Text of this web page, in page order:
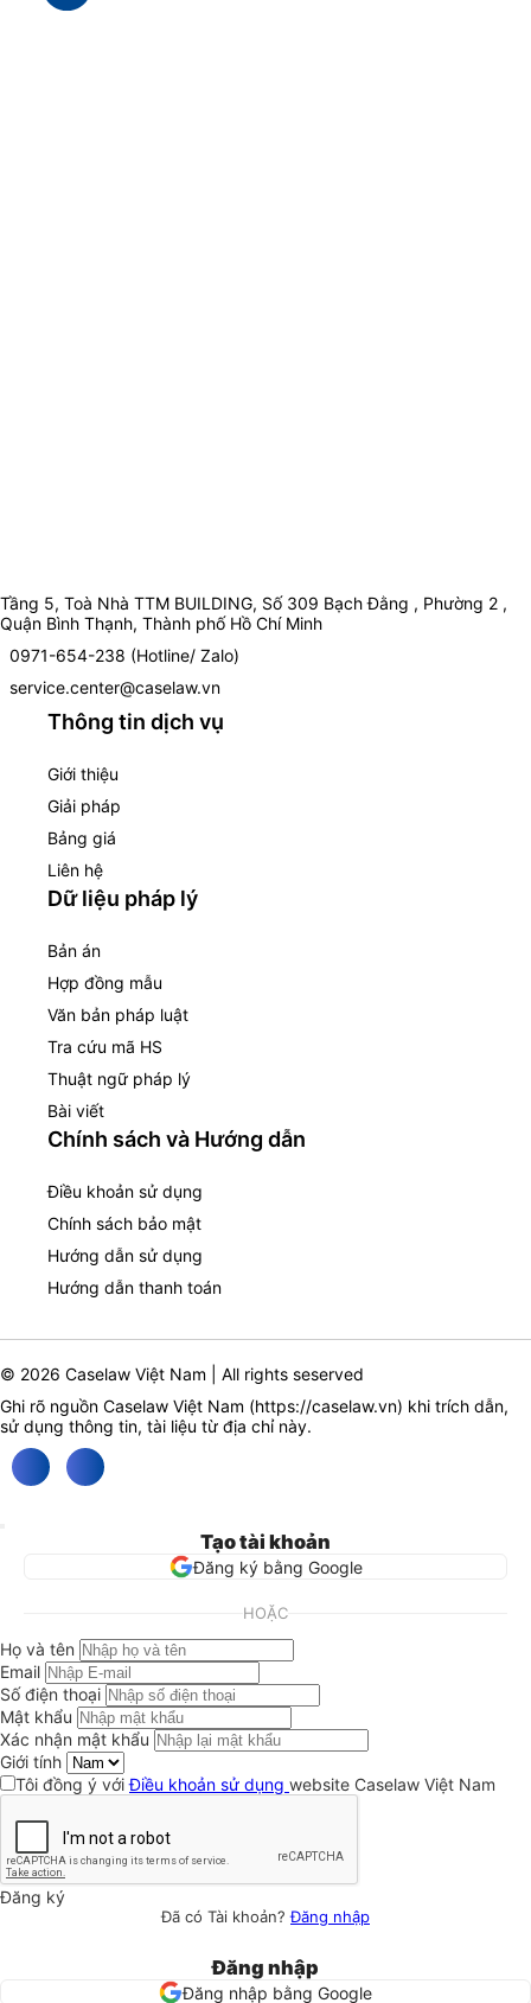
Tầng 5, Toà Nhà TTM BUILDING, Số 309 Bạch Đằng , Phường 2 ,
Quận Bình Thạnh, Thành phố Hồ Chí Minh
0971-654-238 (Hotline/ Zalo)
service.center@caselaw.vn
Thông tin dịch vụ
Giới thiệu
Giải pháp
Bảng giá
Liên hệ
Dữ liệu pháp lý
Bản án
Hợp đồng mẫu
Văn bản pháp luật
Tra cứu mã HS
Thuật ngữ pháp lý
Bài viết
Chính sách và Hướng dẫn
Điều khoản sử dụng
Chính sách bảo mật
Hướng dẫn sử dụng
Hướng dẫn thanh toán
© 2026 Caselaw Việt Nam | All rights seserved
Ghi rõ nguồn Caselaw Việt Nam (https://caselaw.vn) khi trích dẫn,
sử dụng thông tin, tài liệu từ địa chỉ này.
Tạo tài khoản
Đăng ký bằng Google
HOẶC
Họ và tên
Email
Số điện thoại
Mật khẩu
Xác nhận mật khẩu
Giới tính
Tôi đồng ý vớiĐiều khoản sử dụng website Caselaw Việt Nam
Đăng ký
Đã có Tài khoản?Đăng nhập
Đăng nhập
Đăng nhập bằng Google